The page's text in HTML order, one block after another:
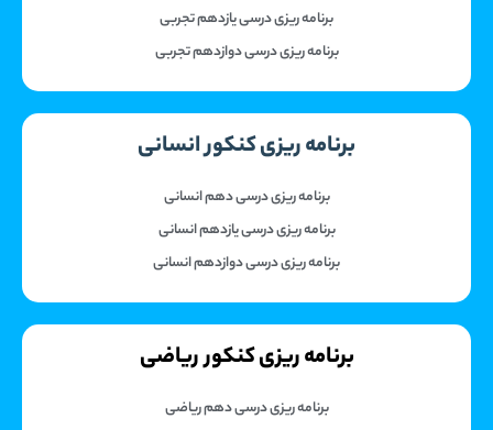
برنامه ریزی درسی یازدهم تجربی
برنامه ریزی درسی دوازدهم تجربی
برنامه ریزی کنکور انسانی
برنامه ریزی درسی دهم انسانی
برنامه ریزی درسی یازدهم انسانی
برنامه ریزی درسی دوازدهم انسانی
برنامه ریزی کنکور ریاضی
برنامه ریزی درسی دهم ریاضی